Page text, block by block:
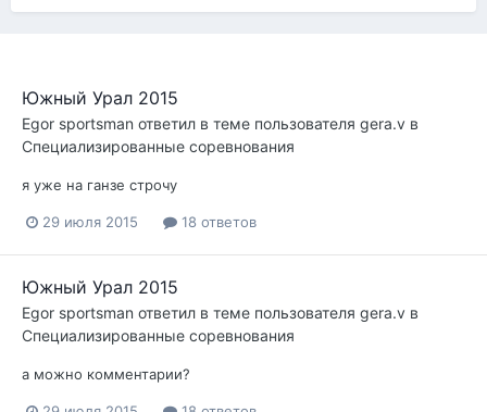
Южный Урал 2015
Egor sportsman ответил в теме пользователя gera.v в
Специализированные соревнования
я уже на ганзе строчу
29 июля 2015 18 ответов
Южный Урал 2015
Egor sportsman ответил в теме пользователя gera.v в
Специализированные соревнования
а можно комментарии?